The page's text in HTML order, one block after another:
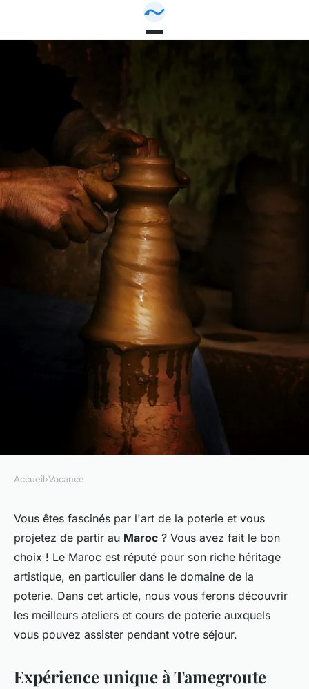
Où trouver les meilleurs
ateliers de poterie au Maroc?
Elsa•26 juin 2024•6 min de lecture
Accueil›Vacance
Vous êtes fascinés par l'art de la poterie et vous
projetez de partir au Maroc ? Vous avez fait le bon
choix ! Le Maroc est réputé pour son riche héritage
artistique, en particulier dans le domaine de la
poterie. Dans cet article, nous vous ferons découvrir
les meilleurs ateliers et cours de poterie auxquels
vous pouvez assister pendant votre séjour.
Expérience unique à Tamegroute